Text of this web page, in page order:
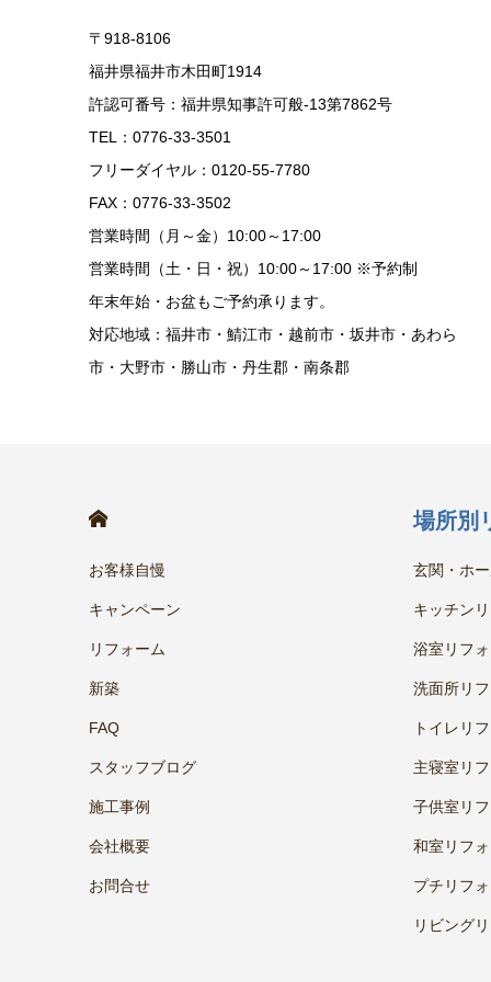
〒918-8106
福井県福井市木田町1914
許認可番号：福井県知事許可般-13第7862号
TEL：0776-33-3501
フリーダイヤル：0120-55-7780
FAX：0776-33-3502
営業時間（月～金）10:00～17:00
営業時間（土・日・祝）10:00～17:00 ※予約制
年末年始・お盆もご予約承ります。
対応地域：福井市・鯖江市・越前市・坂井市・あわら
市・大野市・勝山市・丹生郡・南条郡
お客様自慢
キャンペーン
リフォーム
新築
FAQ
スタッフブログ
施工事例
会社概要
お問合せ
場所別
玄関・ホ
キッチン
浴室リフ
洗面所リ
トイレリ
主寝室リ
子供室リ
和室リフ
プチリフ
リビング